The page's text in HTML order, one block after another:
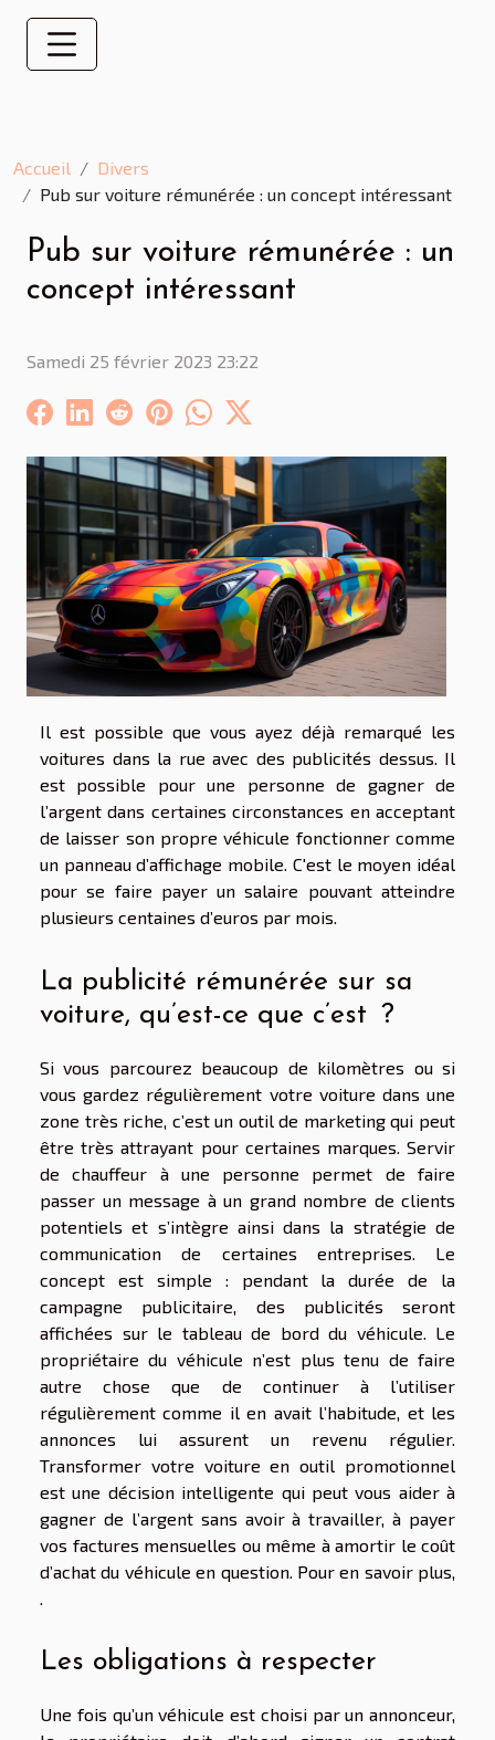
Accueil
Divers
Pub sur voiture rémunérée : un concept intéressant
Pub sur voiture rémunérée : un
concept intéressant
Samedi 25 février 2023 23:22
Il est possible que vous ayez déjà remarqué les
voitures dans la rue avec des publicités dessus. Il
est possible pour une personne de gagner de
l’argent dans certaines circonstances en acceptant
de laisser son propre véhicule fonctionner comme
un panneau d’affichage mobile. C'est le moyen idéal
pour se faire payer un salaire pouvant atteindre
plusieurs centaines d’euros par mois.
La publicité rémunérée sur sa
voiture, qu’est-ce que c’est ?
Si vous parcourez beaucoup de kilomètres ou si
vous gardez régulièrement votre voiture dans une
zone très riche, c’est un outil de marketing qui peut
être très attrayant pour certaines marques. Servir
de chauffeur à une personne permet de faire
passer un message à un grand nombre de clients
potentiels et s’intègre ainsi dans la stratégie de
communication de certaines entreprises. Le
concept est simple : pendant la durée de la
campagne publicitaire, des publicités seront
affichées sur le tableau de bord du véhicule. Le
propriétaire du véhicule n’est plus tenu de faire
autre chose que de continuer à l’utiliser
régulièrement comme il en avait l’habitude, et les
annonces lui assurent un revenu régulier.
Transformer votre voiture en outil promotionnel
est une décision intelligente qui peut vous aider à
gagner de l’argent sans avoir à travailler, à payer
vos factures mensuelles ou même à amortir le coût
d’achat du véhicule en question. Pour en savoir plus,
.
Les obligations à respecter
Une fois qu’un véhicule est choisi par un annonceur,